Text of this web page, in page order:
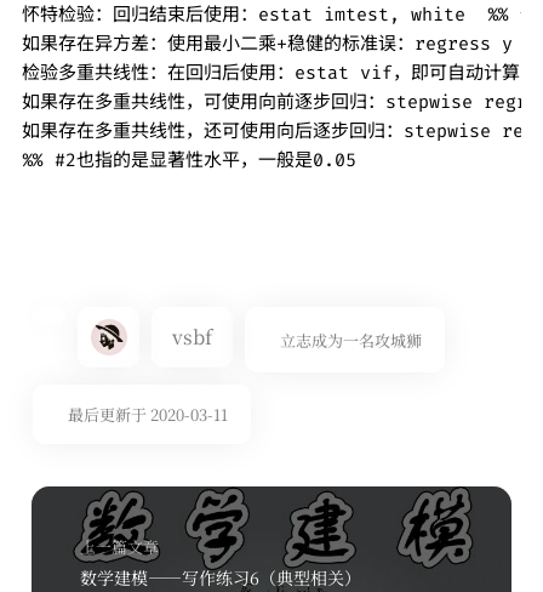
怀特检验：回归结束后使用：estat imtest, white  %% 作
如果存在异方差：使用最小二乘+稳健的标准误：
检验多重共线性：在回归后使用：estat vif，即可自动计算
如果存在多重共线性，可使用向前逐步回归：stepwise
如果存在多重共线性，还可使用向后逐步回归：
%% #2也指的是显著性水平，一般是0.05
vsbf 立志成为一名攻城狮
最后更新于 2020-03-11
上一篇文章
数学建模——写作练习6（典型相关）